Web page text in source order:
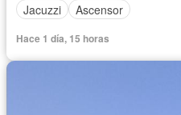
Jacuzzi
Ascensor
Hace 1 día, 15 horas